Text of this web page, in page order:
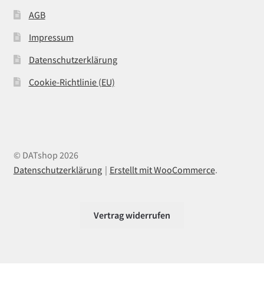
AGB
Impressum
Datenschutzerklärung
Cookie-Richtlinie (EU)
© DATshop 2026
Datenschutzerklärung
Erstellt mit WooCommerce.
Vertrag widerrufen